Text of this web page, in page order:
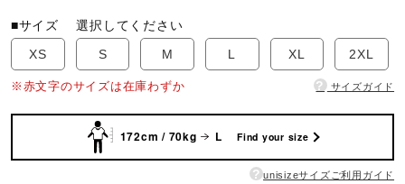
ソフトボール
柔道
ウィンタースポーツ
■サイズ選択してください
XS
S M L XL 2XL
※赤文字のサイズは在庫わずか ? サイズガイド
172cm / 70kg L Find your size
? unisizeサイズご利用ガイド